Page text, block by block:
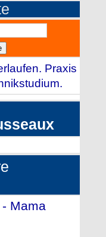
Praxis
Mama